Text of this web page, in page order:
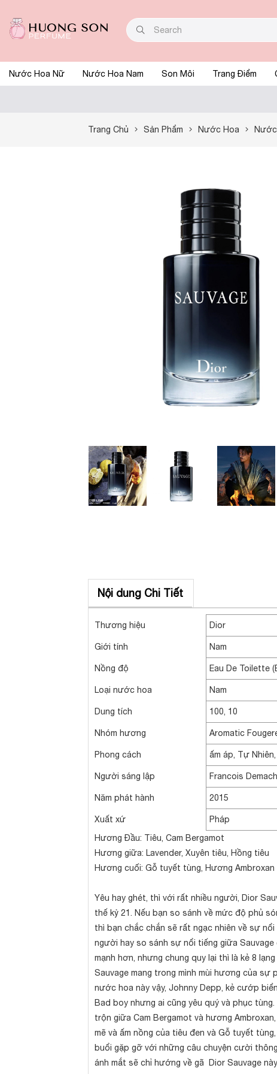
Nước Hoa Nữ Nước Hoa Nam Son Môi Trang Điểm
Trang Chủ Sản Phẩm Nước Hoa
Nội dung Chi Tiết
Thương hiệu Dior
Giới tính Nam
Nồng độ Eau De Toilette
Loại nước hoa Nam
Dung tích 100, 10
Nhóm hương Aromatic
Phong cách ấm áp, Tự
Người sáng lập Francois
Năm phát hành 2015
Xuất xứ
Pháp
Hương Đầu: Tiêu, Cam Bergamot
Hương giữa: Lavender, Xuyên tiêu, Hồng tiêu
Hương cuối: Gỗ tuyết tùng, Hương Ambroxan
Yêu hay ghét, thì với rất nhiều người, Dior
thế kỷ 21. Nếu bạn so sánh về mức độ phủ
thì bạn chắc chắn sẽ rất ngạc nhiên về sự
người hay so sánh sự nổi tiếng giữa Sauvage
mạnh hơn, nhưng chung quy lại thì là kẻ 8
Sauvage mang trong mình mùi hương của sự
nước hoa này vậy, Johnny Depp, kẻ cướp
Bad boy nhưng ai cũng yêu quý và phục
trộn giữa Cam Bergamot và hương
mẽ và ấm nồng của tiêu đen và Gỗ tuyết
buổi gặp gỡ với những câu chuyện cười
ánh mắt sẽ chỉ hướng về gã Dior Sauvage